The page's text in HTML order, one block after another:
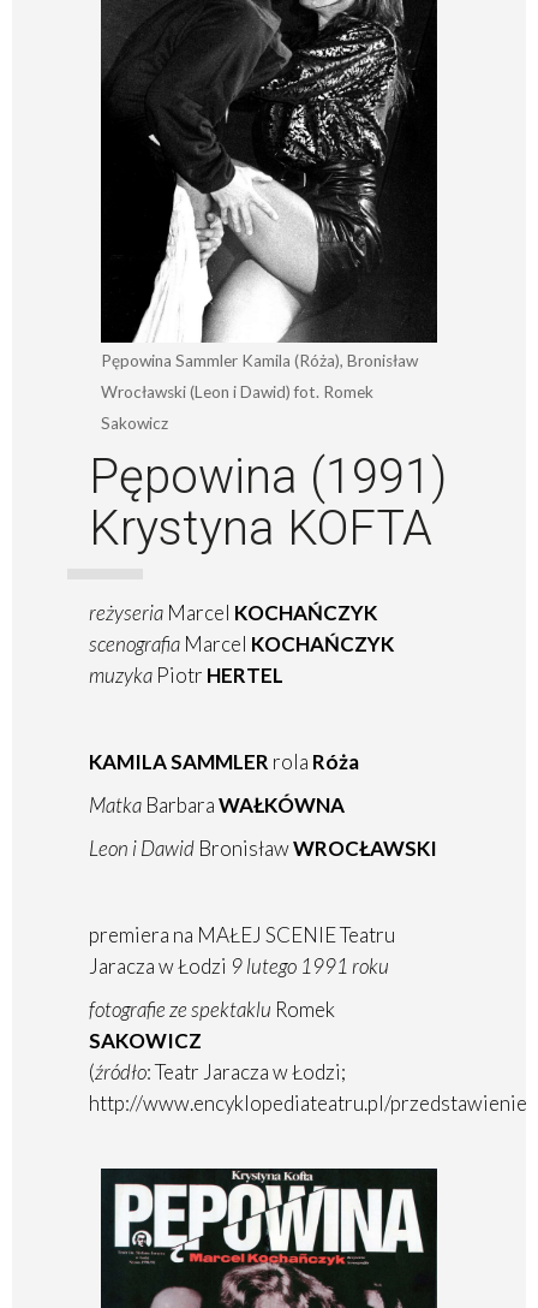
Pępowina Sammler Kamila (Róża), Bronisław
Wrocławski (Leon i Dawid) fot. Romek
Sakowicz
Pępowina (1991)
Krystyna KOFTA
reżyseria Marcel KOCHAŃCZYK
scenografia Marcel KOCHAŃCZYK
muzyka Piotr HERTEL
KAMILA SAMMLER rola Róża
Matka BarbaraWAŁKÓWNA
Leon i Dawid BronisławWROCŁAWSKI
premiera na MAŁEJ SCENIE Teatru
Jaracza w Łodzi 9 lutego 1991 roku
fotografie ze spektaklu Romek
SAKOWICZ
(źródło: Teatr Jaracza w Łodzi;
http://www.encyklopediateatru.pl/